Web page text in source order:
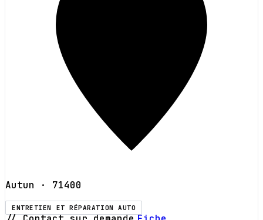
Autun · 71400
ENTRETIEN ET RÉPARATION AUTO